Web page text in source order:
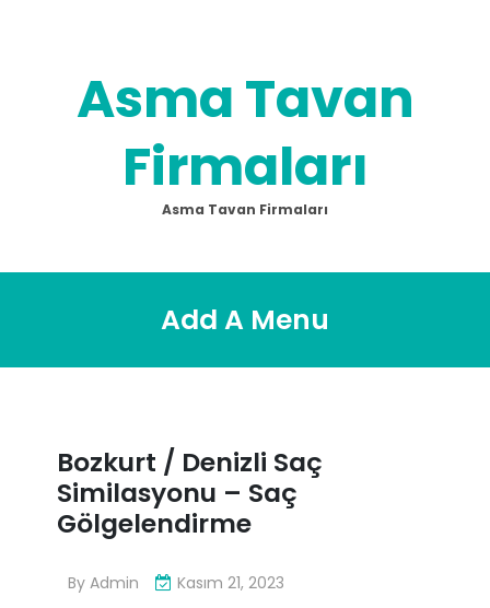
Asma Tavan
Firmaları
Asma Tavan Firmaları
Add A Menu
Bozkurt / Denizli Saç
Similasyonu – Saç
Gölgelendirme
By Admin Kasım 21, 2023